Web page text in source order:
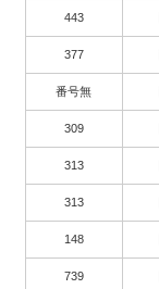
443
377
番号無
309
313
313
148
739